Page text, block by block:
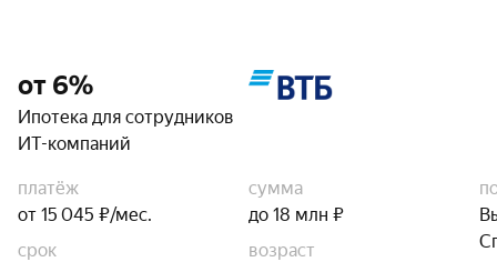
от 6%
Ипотека для сотрудников
ИТ-компаний
платёж
от 15 045 ₽/мес.
сумма
до 18 млн ₽
срок
возраст